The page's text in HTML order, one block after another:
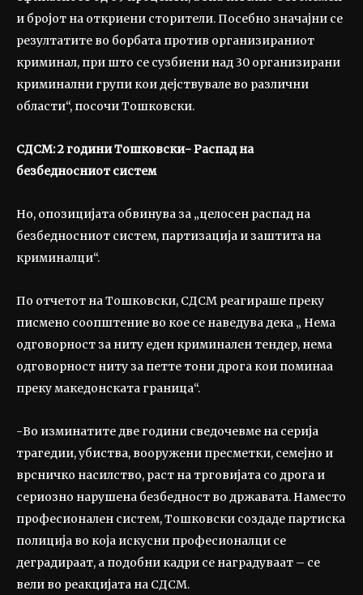
и бројот на откриени сторители. Посебно значајни се
резултатите во борбата против организираниот
криминал, при што се сузбиени над 30 организирани
криминални групи кои дејствувале во различни
области“, посочи Тошковски.
СДСМ: 2 години Тошковски- Распад на
безбедносниот систем
Но, опозицијата обвинува за „целосен распад на
безбедносниот систем, партизација и заштита на
криминалци“.
По отчетот на Тошковски, СДСМ реагираше преку
писмено соопштение во кое се наведува дека „ Нема
одговорност за ниту еден криминален тендер, нема
одговорност ниту за петте тони дрога кои поминаа
преку македонската граница“.
-Во изминатите две години сведочевме на серија
трагедии, убиства, вооружени пресметки, семејно и
врсничко насилство, раст на трговијата со дрога и
сериозно нарушена безбедност во државата. Наместо
професионален систем, Тошковски создаде партиска
полиција во која искусни професионалци се
деградираат, а подобни кадри се наградуваат – се
вели во реакцијата на СДСМ.